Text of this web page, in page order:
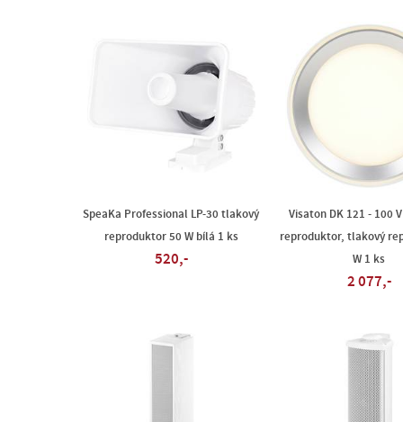
SpeaKa Professional LP-30 tlakový
reproduktor 50 W bílá 1 ks
520,-
Visaton DK 121 - 100
reproduktor, tlakový
W 1 ks
2 077,-